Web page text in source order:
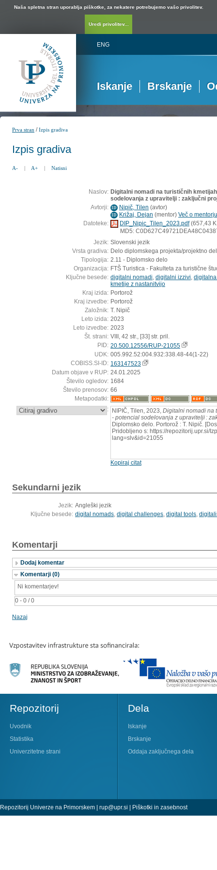
Naša spletna stran uporablja piškotke, za nekatere potrebujemo vašo privolitev.
Uredi privolitev...
ENG
Iskanje Brskanje
Prva stran /Izpis gradiva
Izpis gradiva
A- | A+ | Natisni
Naslov: Digitalni nomadi na turističnih
sodelovanja z upravitelji : zaključni
Avtorji: ID Nipič, Tilen (avtor)
ID Križaj, Dejan (mentor) Več o
Datoteke:
DIP_Nipic_Tilen_2023.pdf(657,43
MD5:
Jezik: Slovenski jezik
Vrsta gradiva: Delo diplomskega projekta/projektno
Tipologija: 2.11 - Diplomsko delo
Organizacija: FTŠ Turistica - Fakulteta za turistične
Ključne besede: digitalni nomadi digitalni izzivi
kmetije z nastanitvijo
Kraj izida: Portorož
Kraj izvedbe: Portorož
Založnik: T. Nipič
Leto izida: 2023
Leto izvedbe: 2023
Št. strani: VIII, 42 str., [33] str. pril.
PID: 20.500.12556/RUP-21055
UDK: 005.992.52:004.932:338.48-44(1-22)
COBISS.SI-ID: 163147523
Datum objave v RUP: 24.01.2025
Število ogledov: 1684
Število prenosov: 66
Metapodatki:
: NIPIČ, Tilen, 2023, Digitalni nomadi na
- potencial sodelovanja z upravitelji :
Diplomsko delo. Portorož : T. Nipič.
Pridobljeno s: https://repozitorij.upr.si/
lang=slv&id=21055
Kopiraj citat
Sekundarni jezik
Jezik: Angleški jezik
Ključne besede: digital nomads, digital challenges, digital tools,
Komentarji
Dodaj komentar
Komentarji (0)
0 - 0 / 0
Ni komentarjev!
Nazaj
Repozitorij
Uvodnik
Statistika
Univerzitetne strani
Dela
Iskanje
Brskanje
Oddaja zaključnega dela
Repozitorij Univerze na Primorskem | rup@upr.si Piškotki in zasebnost